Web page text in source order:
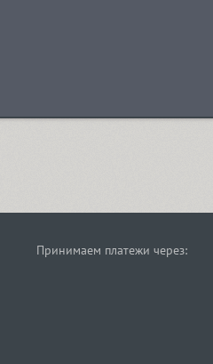
Принимаем платежи через: